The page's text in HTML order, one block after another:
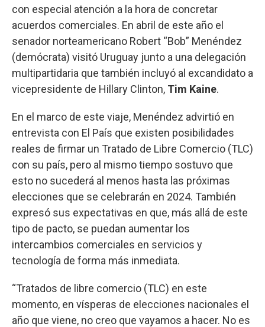
con especial atención a la hora de concretar
acuerdos comerciales. En abril de este año el
senador norteamericano Robert “Bob” Menéndez
(demócrata) visitó Uruguay junto a una delegación
multipartidaria que también incluyó al excandidato a
vicepresidente de Hillary Clinton, Tim Kaine.
En el marco de este viaje, Menéndez advirtió en
entrevista con El País que existen posibilidades
reales de firmar un Tratado de Libre Comercio (TLC)
con su país, pero al mismo tiempo sostuvo que
esto no sucederá al menos hasta las próximas
elecciones que se celebrarán en 2024. También
expresó sus expectativas en que, más allá de este
tipo de pacto, se puedan aumentar los
intercambios comerciales en servicios y
tecnología de forma más inmediata.
“Tratados de libre comercio (TLC) en este
momento, en vísperas de elecciones nacionales el
año que viene, no creo que vayamos a hacer. No es